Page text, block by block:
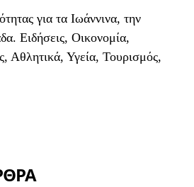
για τα Ιωάννινα, την
Ειδήσεις, Οικονομία,
Αθλητικά, Υγεία, Τουρισμός,